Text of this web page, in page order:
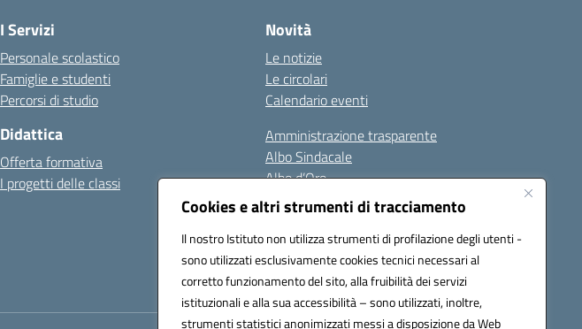
Cookies e altri strumenti di tracciamento
Il nostro Istituto non utilizza strumenti di profilazione degli utenti -
sono utilizzati esclusivamente cookies tecnici necessari al
corretto funzionamento del sito, alla fruibilità dei servizi
istituzionali e alla sua accessibilità – sono utilizzati, inoltre,
strumenti statistici anonimizzati messi a disposizione da Web
I Servizi
Personale scolastico
Famiglie e studenti
Percorsi di studio
Didattica
Offerta formativa
I progetti delle classi
Novità
Le notizie
Le circolari
Calendario eventi
Amministrazione trasparente
Albo Sindacale
Albo d’Oro
Sicurezza
Erasmus
Seguici su: